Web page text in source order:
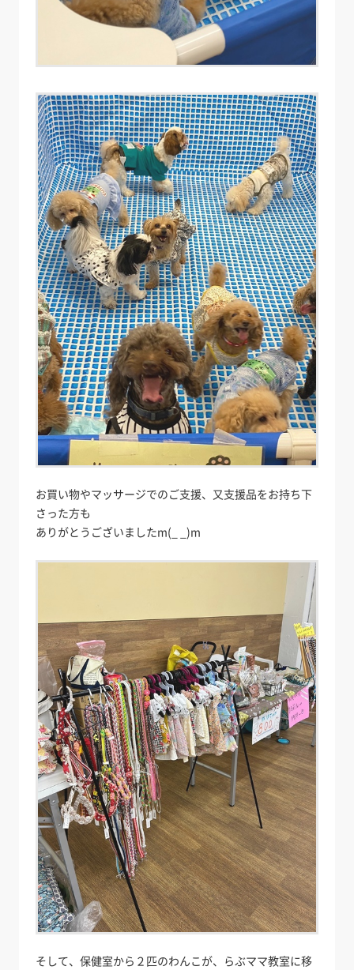
お買い物やマッサージでのご支援、又支援品をお持ち下
さった方も
ありがとうございましたm(_ _)m
そして、保健室から２匹のわんこが、らぶママ教室に移